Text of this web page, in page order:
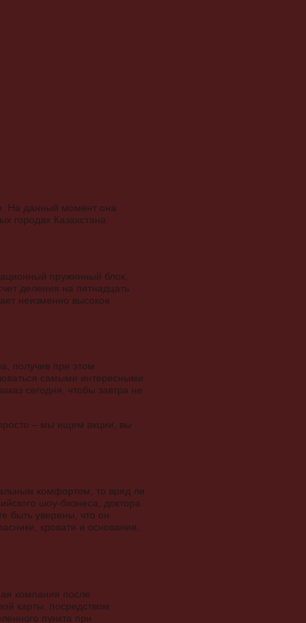
На данный момент она
городах Казахстана.
пружинный блок,
деления на пятнадцать
неизменно высокое
получив при этом
самыми интересными
сегодня, чтобы завтра не
– мы ищем акции, вы
комфортом, то вряд ли
шоу-бизнеса, доктора
быть уверены, что он
кровати и основания,
компания после
карты, посредством
пункта при